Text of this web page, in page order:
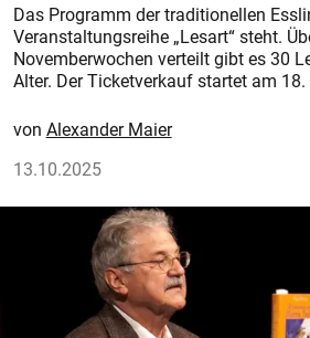
Das Programm der traditionellen
Veranstaltungsreihe „Lesart“ steht.
Novemberwochen verteilt gibt es 30
Alter. Der Ticketverkauf startet am 18.
Alexander Maier
13.10.2025